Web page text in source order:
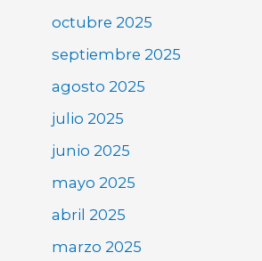
octubre 2025
septiembre 2025
agosto 2025
julio 2025
junio 2025
mayo 2025
abril 2025
marzo 2025